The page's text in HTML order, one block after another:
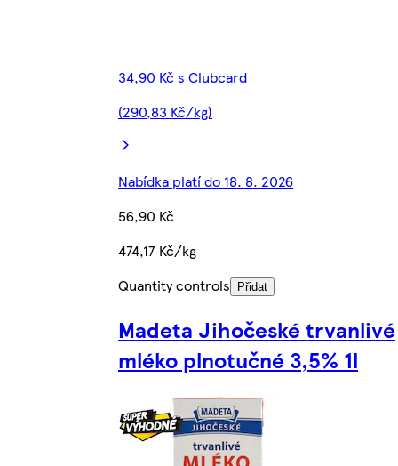
34,90 Kč s Clubcard
(290,83 Kč/kg)
Nabídka platí do 18. 8. 2026
56,90 Kč
474,17 Kč/kg
Quantity controls
Přidat
Madeta Jihočeské trvanlivé
mléko plnotučné 3,5% 1l